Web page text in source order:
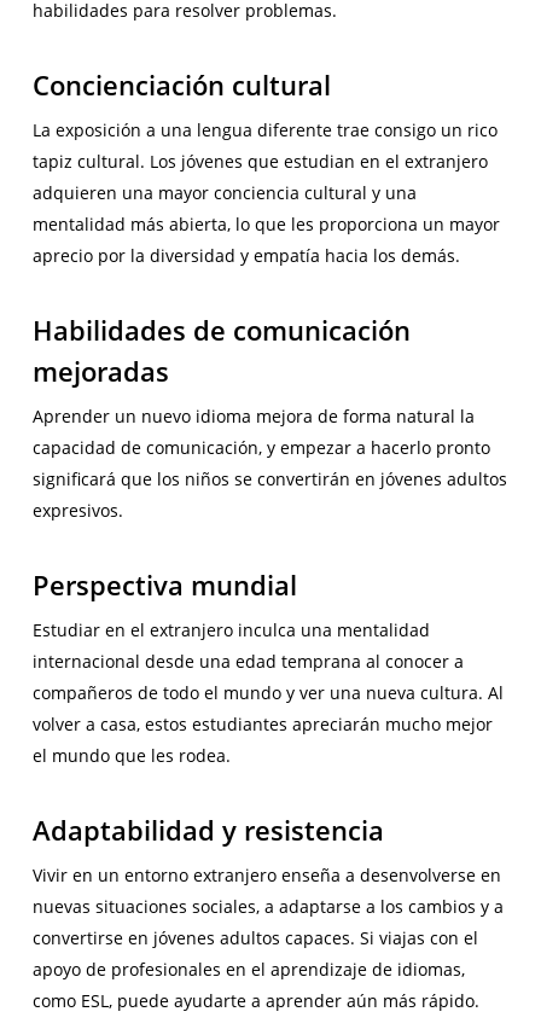
habilidades para resolver problemas.
Concienciación cultural
La exposición a una lengua diferente trae consigo un rico
tapiz cultural. Los jóvenes que estudian en el extranjero
adquieren una mayor conciencia cultural y una
mentalidad más abierta, lo que les proporciona un mayor
aprecio por la diversidad y empatía hacia los demás.
Habilidades de comunicación
mejoradas
Aprender un nuevo idioma mejora de forma natural la
capacidad de comunicación, y empezar a hacerlo pronto
significará que los niños se convertirán en jóvenes adultos
expresivos.
Perspectiva mundial
Estudiar en el extranjero inculca una mentalidad
internacional desde una edad temprana al conocer a
compañeros de todo el mundo y ver una nueva cultura. Al
volver a casa, estos estudiantes apreciarán mucho mejor
el mundo que les rodea.
Adaptabilidad y resistencia
Vivir en un entorno extranjero enseña a desenvolverse en
nuevas situaciones sociales, a adaptarse a los cambios y a
convertirse en jóvenes adultos capaces. Si viajas con el
apoyo de profesionales en el aprendizaje de idiomas,
como ESL, puede ayudarte a aprender aún más rápido.